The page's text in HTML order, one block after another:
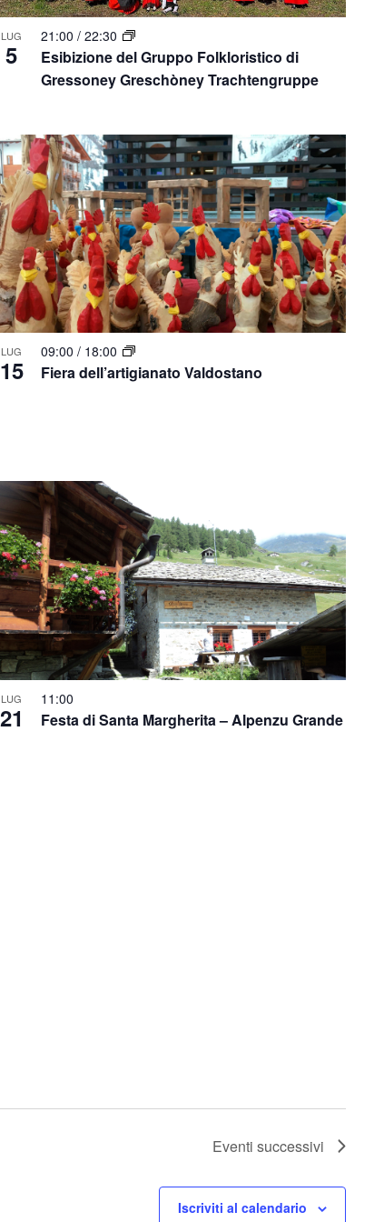
LUG
5
Esibizione del Gruppo Folkloristico di
Gressoney Greschòney Trachtengruppe
21:00 / 22:30
LUG
15 Fiera dell’artigianato Valdostano
09:00 / 18:00
LUG
21 Festa di Santa Margherita – Alpenzu Grande
11:00
Eventi successivi
Iscriviti al calendario